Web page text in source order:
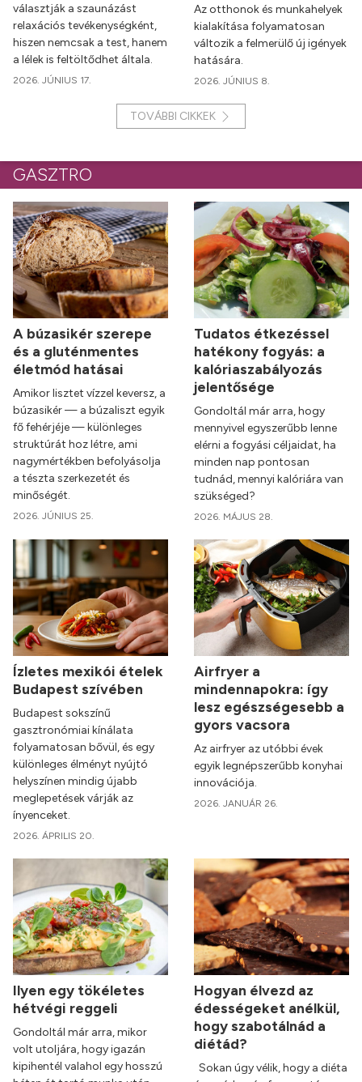
választják a szaunázást
relaxációs tevékenységként,
hiszen nemcsak a test, hanem
a lélek is feltöltődhet általa.
2026. JÚNIUS 17.
Az otthonok és munkahelyek
kialakítása folyamatosan
változik a felmerülő új igények
hatására.
2026. JÚNIUS 8.
TOVÁBBI CIKKEK
GASZTRO
A búzasikér szerepe
és a gluténmentes
életmód hatásai
Amikor lisztet vízzel keversz, a
búzasikér — a búzaliszt egyik
fő fehérjéje — különleges
struktúrát hoz létre, ami
nagymértékben befolyásolja
a tészta szerkezetét és
minőségét.
2026. JÚNIUS 25.
Tudatos étkezéssel
hatékony fogyás: a
kalóriaszabályozás
jelentősége
Gondoltál már arra, hogy
mennyivel egyszerűbb lenne
elérni a fogyási céljaidat, ha
minden nap pontosan
tudnád, mennyi kalóriára van
szükséged?
2026. MÁJUS 28.
Ízletes mexikói ételek
Budapest szívében
Budapest sokszínű
gasztronómiai kínálata
folyamatosan bővül, és egy
különleges élményt nyújtó
helyszínen mindig újabb
meglepetések várják az
ínyenceket.
2026. ÁPRILIS 20.
Airfryer a
mindennapokra: így
lesz egészségesebb a
gyors vacsora
Az airfryer az utóbbi évek
egyik legnépszerűbb konyhai
innovációja.
2026. JANUÁR 26.
Ilyen egy tökéletes
hétvégi reggeli
Gondoltál már arra, mikor
volt utoljára, hogy igazán
kipihentél valahol egy hosszú
Hogyan élvezd az
édességeket anélkül,
hogy szabotálnád a
diétád?
Sokan úgy vélik, hogy a diéta